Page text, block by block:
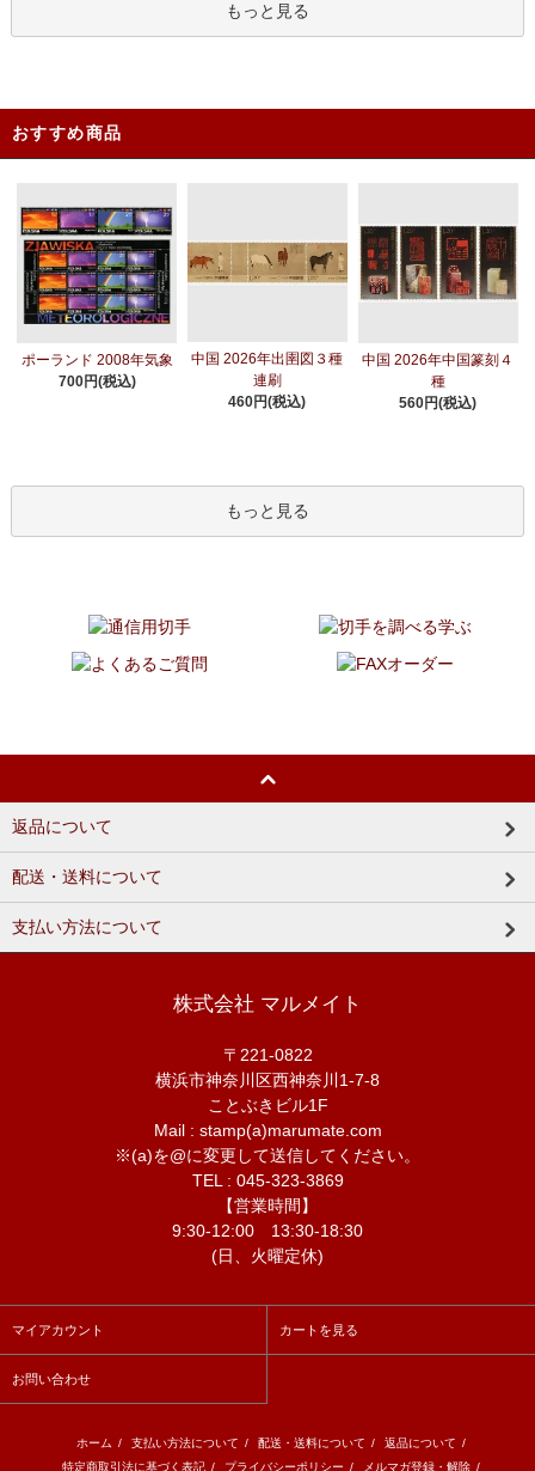
もっと見る
おすすめ商品
ポーランド 2008年気象
700円(税込)
中国 2026年出圉図３種
連刷
460円(税込)
中国 2026年中国篆刻４
種
560円(税込)
もっと見る
返品について
配送・送料について
支払い方法について
株式会社 マルメイト
〒221-0822
横浜市神奈川区西神奈川1-7-8
ことぶきビル1F
Mail : stamp(a)marumate.com
※(a)を@に変更して送信してください。
TEL : 045-323-3869
【営業時間】
9:30-12:00 13:30-18:30
(日、火曜定休)
マイアカウント カートを見る
お問い合わせ
ホーム / 支払い方法について / 配送・送料について / 返品について /
特定商取引法に基づく表記 / プライバシーポリシー / メルマガ登録・解除 /